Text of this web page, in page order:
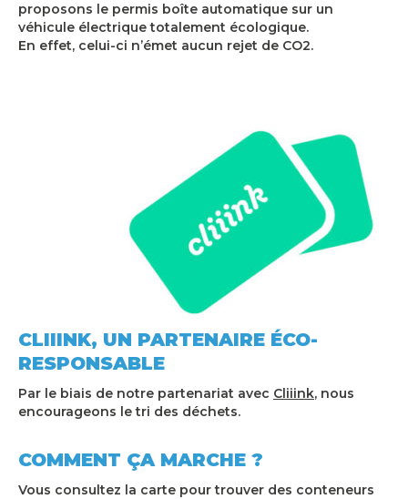
proposons le permis boîte automatique sur un
véhicule électrique totalement écologique.
En effet, celui-ci n’émet aucun rejet de CO2.
CLIIINK, UN PARTENAIRE ÉCO-
RESPONSABLE
Par le biais de notre partenariat avec Cliiink, nous
encourageons le tri des déchets.
COMMENT ÇA MARCHE ?
Vous consultez la carte pour trouver des conteneurs